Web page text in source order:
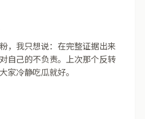
，我只想说：在完整证据出来
自己的不负责。上次那个反转
家冷静吃瓜就好。